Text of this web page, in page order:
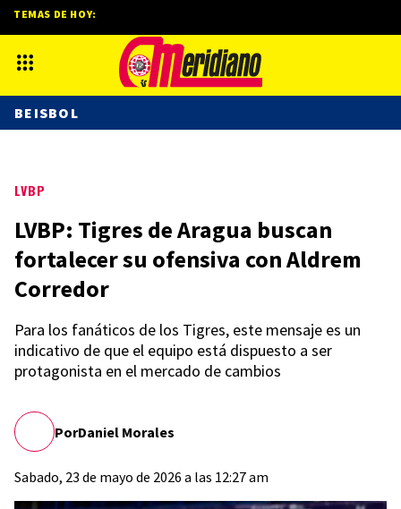
LVBP
LVBP: Tigres de Aragua buscan
fortalecer su ofensiva con Aldrem
Corredor
Para los fanáticos de los Tigres, este mensaje es un
indicativo de que el equipo está dispuesto a ser
protagonista en el mercado de cambios
PorDaniel Morales
Sabado, 23 de mayo de 2026 a las 12:27 am
TEMAS DE HOY:
BEISBOL